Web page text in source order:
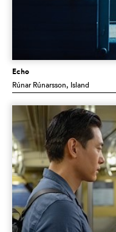
Echo
Rúnar Rúnarsson, Island